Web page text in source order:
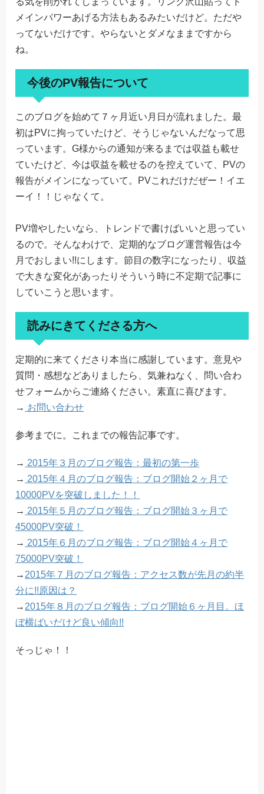
メインパワーあげる方法もあるみたいだけど。ただや
ってないだけです。やらないとダメなままですから
ね。
今後のPV報告について
このブログを始めて７ヶ月近い月日が流れました。最
初はPVに拘っていたけど、そうじゃないんだなって思
っています。G様からの通知が来るまでは収益も載せ
ていたけど、今は収益を載せるのを控えていて、PVの
報告がメインになっていて。PVこれだけだぜー！イエ
ーイ！！じゃなくて。
PV増やしたいなら、トレンドで書けばいいと思ってい
るので。そんなわけで、定期的なブログ運営報告は今
月でおしまい!!にします。節目の数字になったり、収益
で大きな変化があったりそういう時に不定期で記事に
していこうと思います。
読みにきてくださる方へ
定期的に来てくださり本当に感謝しています。意見や
質問・感想などありましたら、気兼ねなく、問い合わ
せフォームからご連絡ください。素直に喜びます。
→ お問い合わせ
参考までに。これまでの報告記事です。
→ 2015年３月のブログ報告：最初の第一歩
→ 2015年４月のブログ報告：ブログ開始２ヶ月で
10000PVを突破しました！！
→ 2015年５月のブログ報告：ブログ開始３ヶ月で
45000PV突破！
→ 2015年６月のブログ報告：ブログ開始４ヶ月で
75000PV突破！
→ 2015年７月のブログ報告：アクセス数が先月の約半
分に!!原因は？
→ 2015年８月のブログ報告：ブログ開始６ヶ月目。ほ
ぼ横ばいだけど良い傾向!!
そっじゃ！！